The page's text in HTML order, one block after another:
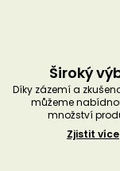
Široký
Díky zázemí a
můžeme
množství
Zjistit více